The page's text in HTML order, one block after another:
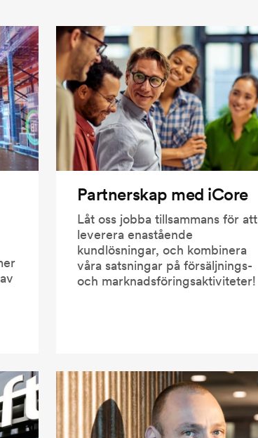
Partnerskap med iCore
Låt oss jobba tillsammans för att
leverera enastående
kundlösningar, och kombinera
våra satsningar på försäljnings-
och marknadsföringsaktiviteter!